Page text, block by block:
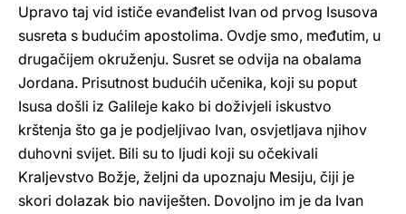
Upravo taj vid ističe evanđelist Ivan od prvog Isusova
susreta s budućim apostolima. Ovdje smo, međutim, u
drugačijem okruženju. Susret se odvija na obalama
Jordana. Prisutnost budućih učenika, koji su poput
Isusa došli iz Galileje kako bi doživjeli iskustvo
krštenja što ga je podjeljivao Ivan, osvjetljava njihov
duhovni svijet. Bili su to ljudi koji su očekivali
Kraljevstvo Božje, željni da upoznaju Mesiju, čiji je
skori dolazak bio naviješten. Dovoljno im je da Ivan